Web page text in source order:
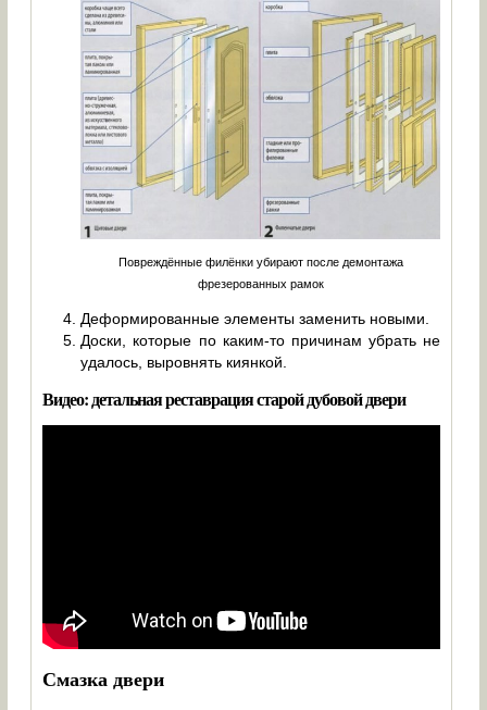
Повреждённые филёнки убирают после демонтажа
фрезерованных рамок
Деформированные элементы заменить новыми.
Доски, которые по каким-то причинам убрать не
удалось, выровнять киянкой.
Видео: детальная реставрация старой дубовой двери
Смазка двери